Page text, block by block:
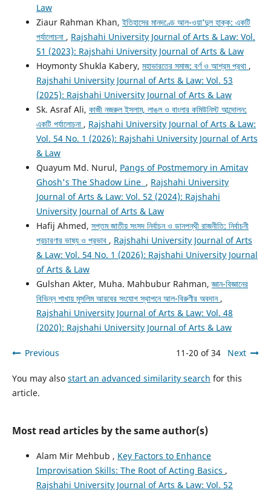
Law
Ziaur Rahman Khan,ইতিহাসের মানদণ্ডে আল-ওয়া’দুল হাক্ক: একটি
পর্যালোচনা , Rajshahi University Journal of Arts & Law: Vol.
51 (2023): Rajshahi University Journal of Arts & Law
Hoymonty Shukla Kabery, মহাভারতের সমাজ: বর্ণ ও আশ্রম প্রথা ,
Rajshahi University Journal of Arts & Law: Vol. 53
(2025): Rajshahi University Journal of Arts & Law
Sk. Asraf Ali, কাজী নজরুল ইসলাম, লাঙল ও বাংলার কমিউনিস্ট আন্দোলন:
একটি পর্যালোচনা , Rajshahi University Journal of Arts & Law:
Vol. 54 No. 1 (2026): Rajshahi University Journal of Arts
& Law
Quayum Md. Nurul, Pangs of Postmemory in Amitav
Ghosh's The Shadow Line , Rajshahi University
Journal of Arts & Law: Vol. 52 (2024): Rajshahi
University Journal of Arts & Law
Hafij Ahmed, সপ্তম জাতীয় সংসদ নির্বাচন ও ডানপন্থী রাজনীতি: নির্বাচনী
প্রচারণার ভাষ্য ও প্রভাব , Rajshahi University Journal of Arts
& Law: Vol. 54 No. 1 (2026): Rajshahi University Journal
of Arts & Law
Gulshan Akter, Muha. Mahbubur Rahman,জ্ঞান-বিজ্ঞানের
বিভিন্ন শাখায় মুসলিম আরবের সংযোগ স্থাপনে আল-বিরুণীর অবদান ,
Rajshahi University Journal of Arts & Law: Vol. 48
(2020): Rajshahi University Journal of Arts & Law
Previous 11-20 of 34 Next
You may also start an advanced similarity search for this
article.
Most read articles by the same author(s)
Alam Mir Mehbub , Key Factors to Enhance
Improvisation Skills: The Root of Acting Basics ,
Rajshahi University Journal of Arts & Law: Vol. 52